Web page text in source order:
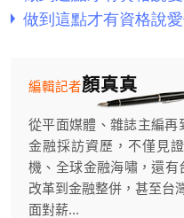
顏真真
編輯記者
從平面媒體、雜誌主編再
金融採訪資歷，不僅見
機、全球金融海嘯，還
改革到金融整併，甚至台
面對薪...